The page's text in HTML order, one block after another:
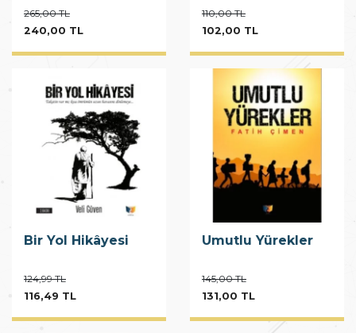
265,00 TL
240,00 TL
110,00 TL
102,00 TL
Bir Yol Hikâyesi
124,99 TL
116,49 TL
Umutlu Yürekler
145,00 TL
131,00 TL